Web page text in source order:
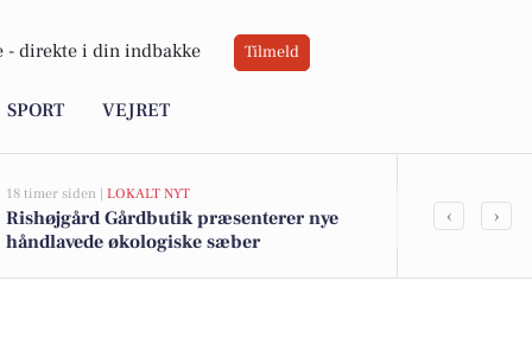
- direkte i din indbakke Tilmeld
SPORT VEJRET
18 timer siden | LOKALT NYT
Rishøjgård Gårdbutik præsenterer nye
håndlavede økologiske sæber
Sol på vej,
‹ ›